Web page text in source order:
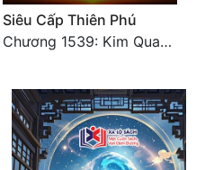
Siêu Cấp Thiên Phú
Chương 1539: Kim Quang Kiếm Tôn